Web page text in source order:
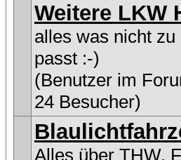
Weitere LKW
alles was nicht
passt :-)
(Benutzer im
24 Besucher)
Alles über THW,